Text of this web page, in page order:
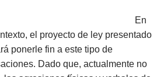
En
el proyecto de ley presentado
ponerle fin a este tipo de
Dado que, actualmente no